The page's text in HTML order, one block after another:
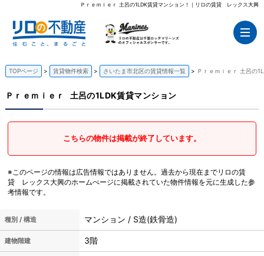
Ｐｒｅｍｉｅｒ 土呂の1LDK賃貸マンション！｜リロの賃貸 レックス大興
TOPページ 賃貸物件検索 さいたま市北区の賃貸情報一覧 Ｐｒｅｍｉｅｒ 土呂の
Ｐｒｅｍｉｅｒ 土呂の1LDK賃貸マンション
こちらの物件は掲載が終了しています。
※このページの情報は広告情報ではありません。過去から現在までリロの賃
貸 レックス大興のホームぺージに掲載されていた物件情報を元に生成した参
考情報です。
種別 / 構造 マンション / S造(鉄骨造)
建物階建 3階